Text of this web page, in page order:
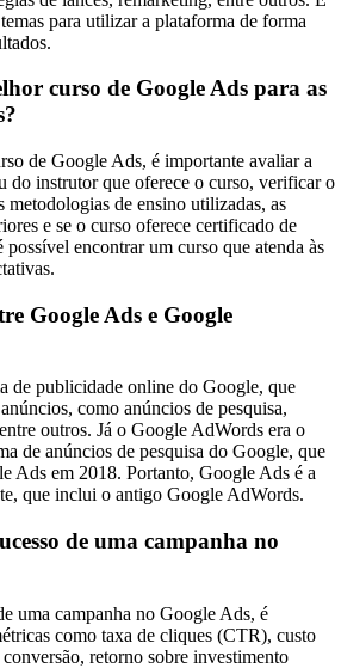
para utilizar a plataforma de forma
curso de Google Ads para as
de Google Ads, é importante avaliar a
do instrutor que oferece o curso, verificar o
metodologias de ensino utilizadas, as
e se o curso oferece certificado de
encontrar um curso que atenda às
Google Ads e Google
de publicidade online do Google, que
como anúncios de pesquisa,
outros. Já o Google AdWords era o
de anúncios de pesquisa do Google, que
Ads em 2018. Portanto, Google Ads é a
que inclui o antigo Google AdWords.
de uma campanha no
uma campanha no Google Ads, é
como taxa de cliques (CTR), custo
retorno sobre investimento